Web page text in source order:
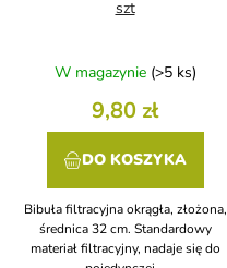
szt
W magazynie (>5 ks)
9,80 zł
DO KOSZYKA
Bibuła filtracyjna okrągła, złożona,
średnica 32 cm. Standardowy
materiał filtracyjny, nadaje się do